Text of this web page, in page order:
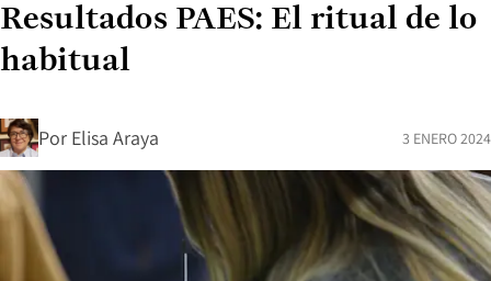
Resultados PAES: El ritual de lo
habitual
Por Elisa Araya 3 ENERO 2024